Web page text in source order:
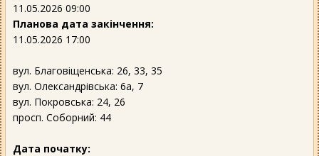
11.05.2026 09:00
Планова дата закінчення:
11.05.2026 17:00
вул. Благовіщенська: 26, 33, 35
вул. Олександрівська: 6а, 7
вул. Покровська: 24, 26
просп. Соборний: 44
Дата початку: